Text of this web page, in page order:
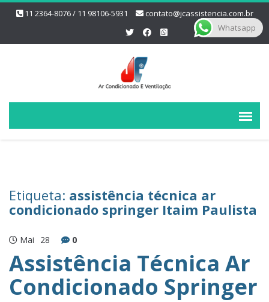
11 2364-8076 / 11 98106-5931 contato@jcassistencia.com.br
Etiqueta: assistência técnica ar
condicionado springer Itaim Paulista
Mai 28 0
Assistência Técnica Ar
Condicionado Springer
Whatsapp